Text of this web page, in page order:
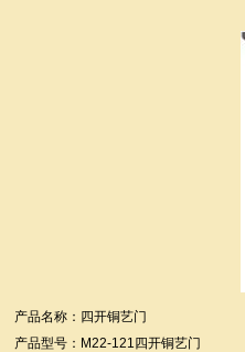
产品名称：四开铜艺门
产品型号：M22-121四开铜艺门